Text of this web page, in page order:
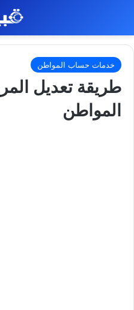
خدمات حساب المواطن
طريقة تعديل
المواطن